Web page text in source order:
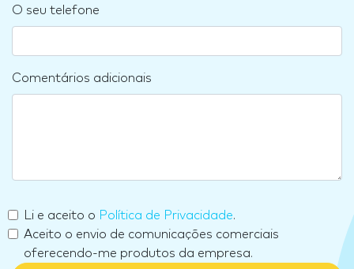
O seu telefone
Comentários adicionais
Li e aceito o Política de Privacidade.
Aceito o envio de comunicações comerciais
oferecendo-me produtos da empresa.